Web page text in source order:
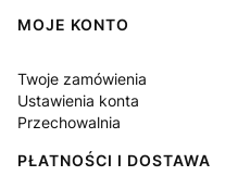
MOJE KONTO
Twoje zamówienia
Ustawienia konta
Przechowalnia
PŁATNOŚCI I DOSTAWA